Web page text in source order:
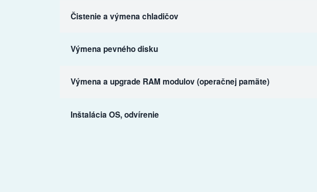
Čistenie a výmena chladičov
Výmena pevného disku
Výmena a upgrade RAM modulov (operačnej pamäte)
Inštalácia OS, odvírenie